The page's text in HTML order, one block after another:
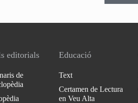
editorials
de
Educació
Text
Certamen de Lectura
en Veu Alta